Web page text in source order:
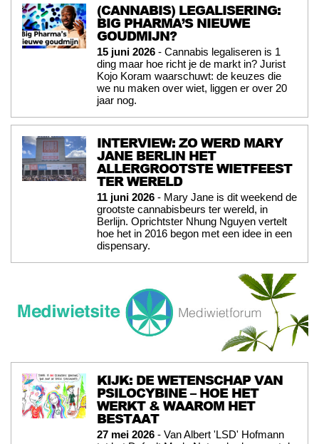
(CANNABIS) LEGALISERING:
BIG PHARMA’S NIEUWE
GOUDMIJN?
15 juni 2026 - Cannabis legaliseren is 1
ding maar hoe richt je de markt in? Jurist
Kojo Koram waarschuwt: de keuzes die
we nu maken over wiet, liggen er over 20
jaar nog.
INTERVIEW: ZO WERD MARY
JANE BERLIN HET
ALLERGROOTSTE WIETFEEST
TER WERELD
11 juni 2026 - Mary Jane is dit weekend de
grootste cannabisbeurs ter wereld, in
Berlijn. Oprichtster Nhung Nguyen vertelt
hoe het in 2016 begon met een idee in een
dispensary.
KIJK: DE WETENSCHAP VAN
PSILOCYBINE – HOE HET
WERKT & WAAROM HET
BESTAAT
27 mei 2026 - Van Albert 'LSD' Hofmann